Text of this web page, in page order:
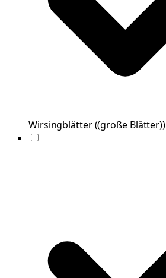
Wirsingblätter((große Blätter))